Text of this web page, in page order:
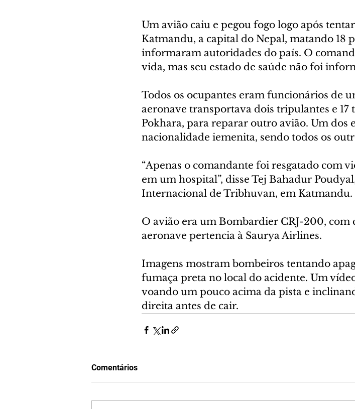
Um avião caiu e pegou fogo logo após
Katmandu, a capital do Nepal, matando 18
informaram autoridades do país. O
vida, mas seu estado de saúde não foi
Todos os ocupantes eram funcionários de
aeronave transportava dois tripulantes e 17
Pokhara, para reparar outro avião. Um dos
nacionalidade iemenita, sendo todos os
“Apenas o comandante foi resgatado com
em um hospital”, disse Tej Bahadur
Internacional de Tribhuvan, em Katmandu.
O avião era um Bombardier CRJ-200, com
aeronave pertencia à Saurya Airlines.
Imagens mostram bombeiros tentando
fumaça preta no local do acidente. Um
voando um pouco acima da pista e
direita antes de cair.
Comentários